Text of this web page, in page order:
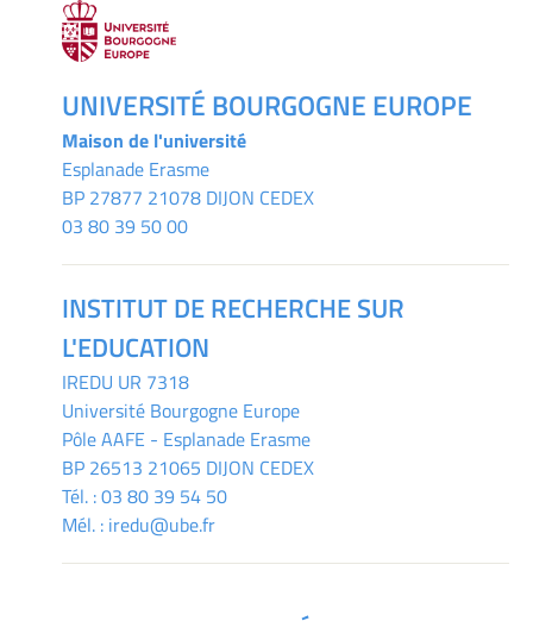
UNIVERSITÉ BOURGOGNE EUROPE
Maison de l'université
Esplanade Erasme
BP 27877 21078 DIJON CEDEX
03 80 39 50 00
INSTITUT DE RECHERCHE SUR
L'EDUCATION
IREDU UR 7318
Université Bourgogne Europe
Pôle AAFE - Esplanade Erasme
BP 26513 21065 DIJON CEDEX
Tél. :03 80 39 54 50
Mél. : iredu@ube.fr